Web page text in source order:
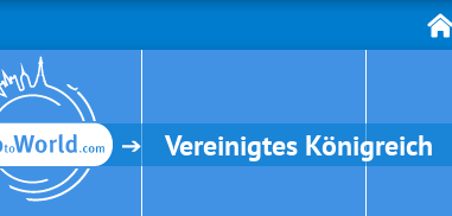
Vereinigtes Königreich